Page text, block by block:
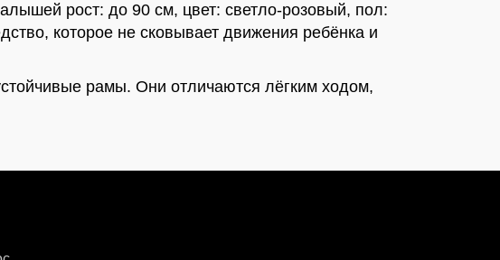
рост: до 90 см, цвет: светло-розовый, пол:
которое не сковывает движения ребёнка и
рамы. Они отличаются лёгким ходом,